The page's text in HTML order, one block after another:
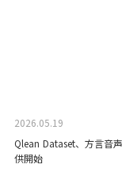
2026.05.19
Qlean Dataset、方言音
供開始